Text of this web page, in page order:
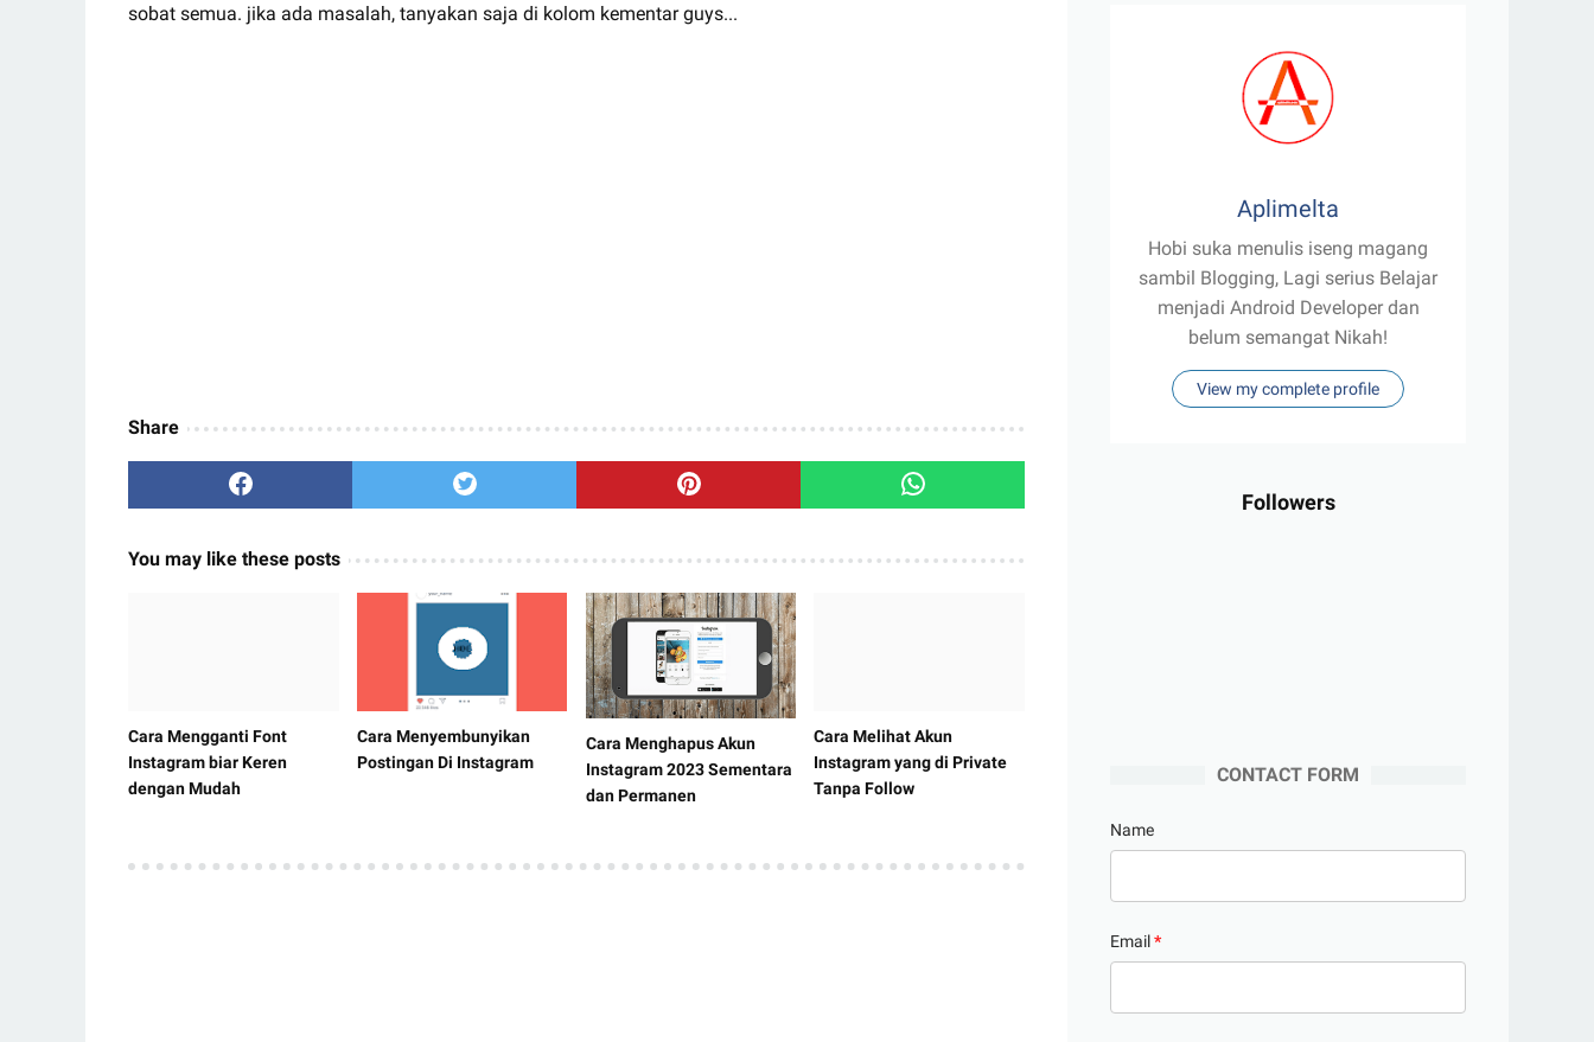
sobat semua. jika ada masalah, tanyakan saja di kolom kementar guys...
Share
You may like these posts
Cara Mengganti Font
Instagram biar Keren
dengan Mudah
Cara Menyembunyikan
Postingan Di Instagram
Cara Menghapus Akun
Instagram 2023 Sementara
dan Permanen
Cara Melihat Akun
Instagram yang di Private
Tanpa Follow
Aplimelta
Hobi suka menulis iseng magang
sambil Blogging, Lagi serius Belajar
menjadi Android Developer dan
belum semangat Nikah!
View my complete profile
Followers
CONTACT FORM
Name
Email*